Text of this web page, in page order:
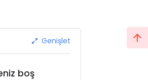
Genişlet
boş